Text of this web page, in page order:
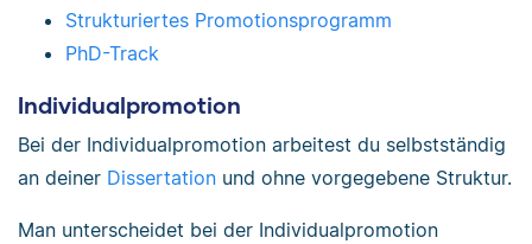
Strukturiertes Promotionsprogramm
PhD-Track
Individualpromotion
Bei der Individualpromotion arbeitest du selbstständig
an deiner Dissertation und ohne vorgegebene Struktur.
Man unterscheidet bei der Individualpromotion